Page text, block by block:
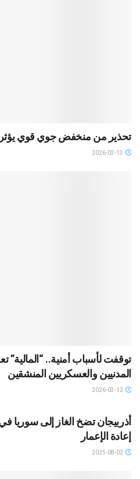
تحذير من منخفض جوي قوي
توقفت لأسباب أمنية..
المدنيين والعسكريين المنشقين
أذربيجان تضخ الغاز إلى سوريا
إعادة الإعمار